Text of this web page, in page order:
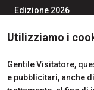
Utilizziamo i
Gentile Visitatore,
e pubblicitari, anche
Edizione 2026
Contatti
Area Riservata
Info Utili per Esporre